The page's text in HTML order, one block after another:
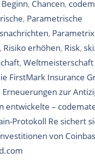
Beginn, Chancen,
, Parametrische
,
, Risiko erhöhen, Risk,
, Weltmeisterschaft
FirstMark Insurance
Erneuerungen zur
entwickelte –
Protokoll Re sichert
von